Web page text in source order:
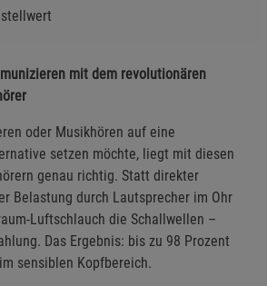
mit dem revolutionären
oder Musikhören auf eine
setzen möchte, liegt mit diesen
genau richtig. Statt direkter
Belastung durch Lautsprecher im Ohr
Luftschlauch die Schallwellen –
Das Ergebnis: bis zu 98 Prozent
sensiblen Kopfbereich.